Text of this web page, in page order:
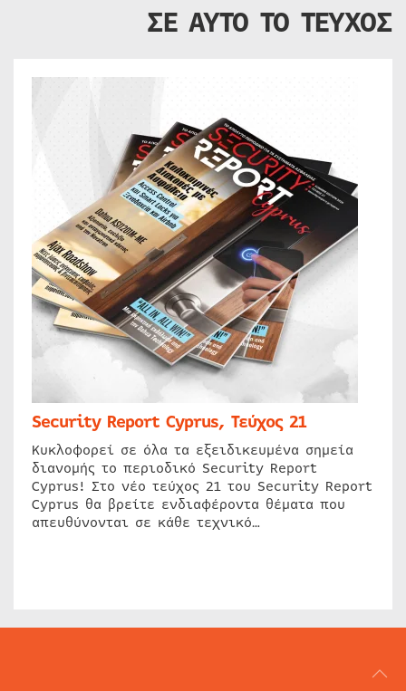
ΣΕ ΑΥΤΟ ΤΟ ΤΕΥΧΟΣ
Security Report Cyprus, Τεύχος 21
Κυκλοφορεί σε όλα τα εξειδικευμένα σημεία
διανομής το περιοδικό Security Report
Cyprus! Στο νέο τεύχος 21 του Security Report
Cyprus θα βρείτε ενδιαφέροντα θέματα που
απευθύνονται σε κάθε τεχνικό…